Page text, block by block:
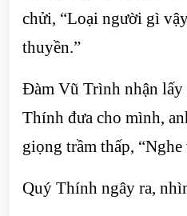
chửi, “Loại người gì
thuyền.”
Đàm Vũ Trình nhận lấy
Thính đưa cho mình,
giọng trầm thấp, “Nghe
Quý Thính ngây ra,